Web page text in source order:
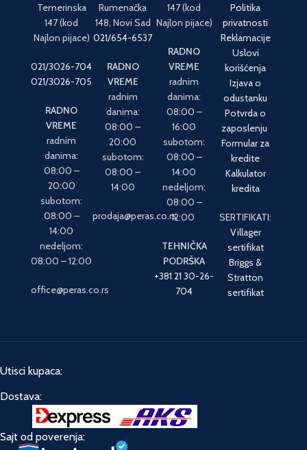
Temerinska
147 (kod
Najlon pijace)
021/3026-704
021/3026-705
RADNO
VREME
radnim
danima:
08:00 –
20:00
subotom:
08:00 –
14:00
nedeljom:
08:00 – 12:00
office@peras.co.rs
Rumenačka
148, Novi Sad
021/654-6537
RADNO
VREME
radnim
danima:
08:00 –
20:00
subotom:
08:00 –
14:00
prodaja@peras.co.rs
147 (kod
Najlon pijace)
RADNO
VREME
radnim
danima:
08:00 –
16:00
subotom:
08:00 –
14:00
nedeljom:
08:00 –
12:00
TEHNIČKA
PODRŠKA
+381 21 30-26-
704
Politika
privatnosti
Reklamacije
Uslovi
korišćenja
Izjava o
odustanku
Potvrda o
zaposlenju
Formular za
kredite
Kalkulator
kredita
SERTIFIKATI:
Villager
sertifikat
Briggs &
Stratton
sertifikat
Utisci kupaca:
Dostava:
Sajt od poverenja: